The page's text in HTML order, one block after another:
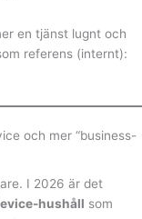
en tjänst lugnt och
referens (internt):
och mer “business-
I 2026 är det
hushåll som